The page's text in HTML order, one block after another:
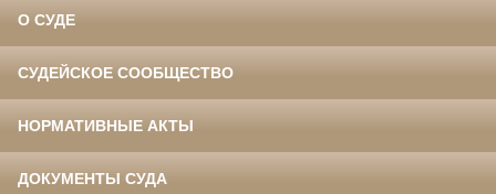
О СУДЕ
СУДЕЙСКОЕ СООБЩЕСТВО
НОРМАТИВНЫЕ АКТЫ
ДОКУМЕНТЫ СУДА